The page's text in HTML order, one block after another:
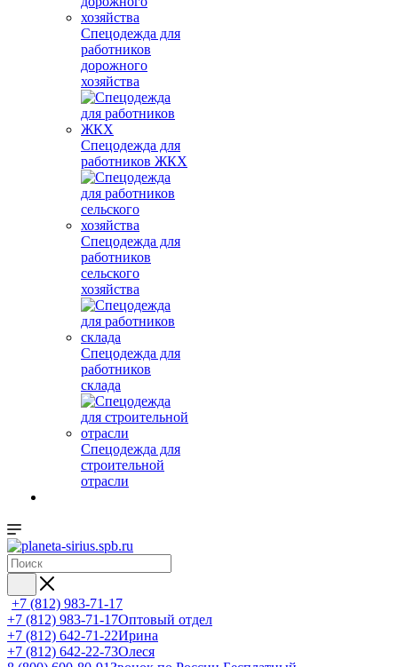
Спецодежда для
работников
дорожного
хозяйства
Спецодежда для
работников ЖКХ
Спецодежда для
работников
сельского
хозяйства
Спецодежда для
работников
склада
Спецодежда для
строительной
отрасли
+7 (812) 983-71-17
+7 (812) 983-71-17Оптовый отдел
+7 (812) 642-71-22Ирина
+7 (812) 642-22-73Олеся